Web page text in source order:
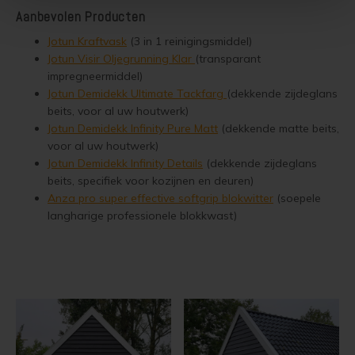
Steigerhout verven
Vurenhout behandelen
Vurenhout olien
Vurenhout beitsen
Vurenhout verven
Kozijnen verven
White wash vloer
Houten vloer verven
Aanbevolen Producten
Jotun Kraftvask (3 in 1 reinigingsmiddel)
Jotun Visir Oljegrunning Klar (transparant
impregneermiddel)
Jotun Demidekk Ultimate Tackfarg (dekkende zijdeglans
beits, voor al uw houtwerk)
Jotun Demidekk Infinity Pure Matt (dekkende matte beits,
voor al uw houtwerk)
Jotun Demidekk Infinity Details (dekkende zijdeglans
beits, specifiek voor kozijnen en deuren)
Anza pro super effective softgrip blokwitter (soepele
langharige professionele blokkwast)